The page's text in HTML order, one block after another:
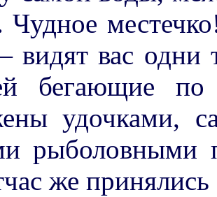
Чудное
вас одни
бегающие
удочками,
рыболовными
же